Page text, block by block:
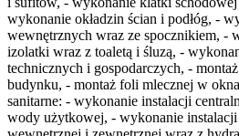
wykonanie okładzin ścian i podłóg, -
wewnętrznych wraz ze spocznikiem, -
izolatki wraz z toaletą i śluzą, -
technicznych i gospodarczych, -
budynku, - montaż foli mlecznej w
sanitarne: - wykonanie instalacji
wody użytkowej, - wykonanie